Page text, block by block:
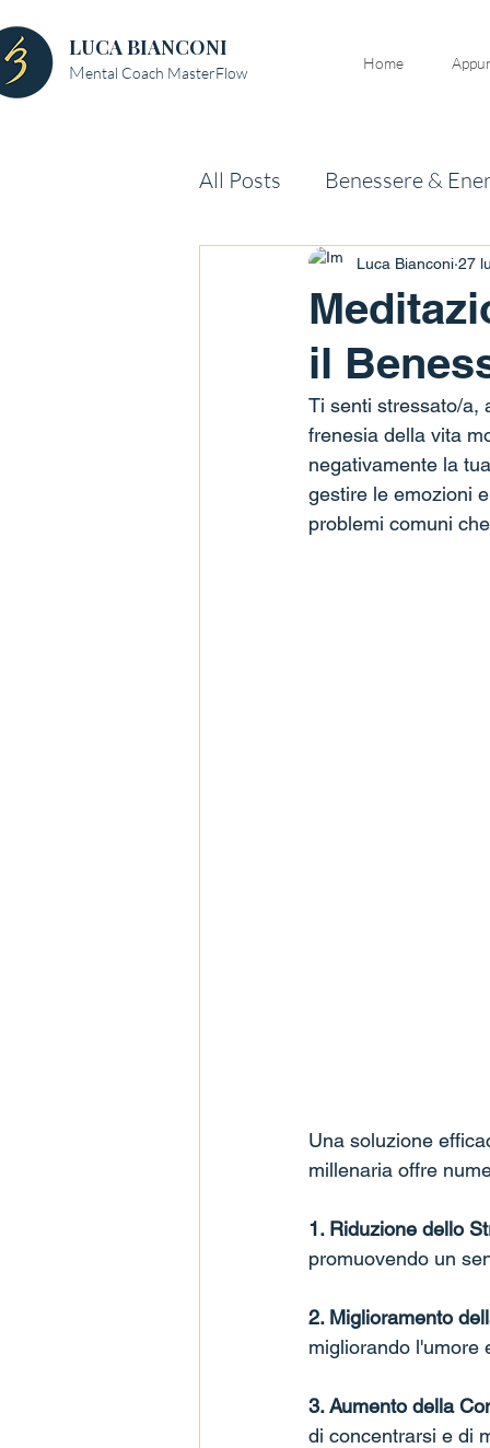
LUCA BIANCONI
Mental Coach MasterFlow
Home
All Posts Benessere &
Relazioni & Vita Sociale
il
Luca Bianconi 27
Ti senti stressato/a,
frenesia della vita
negativamente la
gestire le emozioni
problemi comuni
Una soluzione
millenaria offre
1. Riduzione dello
promuovendo un
2. Miglioramento
migliorando l'umore
3. Aumento della
di concentrarsi e di